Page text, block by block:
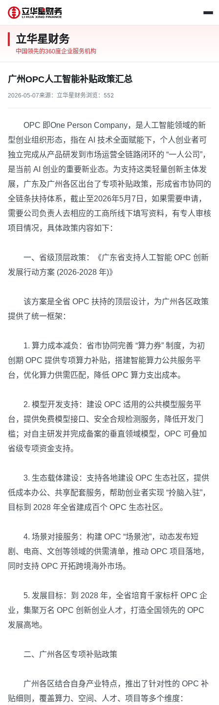
立华星财务
中国领先的360度企业服务机构
广州OPC人工智能补贴政策汇总
2026-05-07来源：立华星财务浏览： 552
OPC 即One Person Company，是人工智能领域的新
型创业组织形态，指在 AI 技术全面赋能下，个人创业者可
独立完成从产品研发到市场运营全链路闭环的 “一人公司”，
是当前 AI 创业的重要新业态。为支持这类轻量创新主体发
展，广东及广州各区出台了专项补贴政策，形成省市协同的
全链条扶持体系，截止至2026年5月7日，如果需要申请，
需要公司负责人去相应的工商所线下填写资料，有专人审核
项目情况，具体政策内容如下：
一、省级顶层政策：《广东省支持人工智能 OPC 创新
发展行动方案 (2026-2028 年)》
该方案是全省 OPC 扶持的顶层设计，为广州各区政策
提供了统一框架：
1. 算力成本减负：省市协同完善 “算力券” 制度，为初
创期 OPC 提供专项算力补贴，搭建智能算力公共服务平
台，优化算力供需匹配，降低 OPC 算力支出成本。
2. 模型开发支持：建设 OPC 适用的公共模型服务平
台，提供免费模型接口、安全合规检测服务，降低开发门
槛；对自主研发并完成备案的垂直领域模型，OPC 可叠加
省级专项资金支持。
3. 生态载体建设：支持各地建设 OPC 生态社区，提供
低成本办公、共享配套服务，帮助创业者实现 “拎脑入驻”，
目标到 2028 年全省建成百个 OPC 生态社区。
4. 场景对接服务：构建 OPC “场景池”，动态发布短
剧、电商、文创等领域的供需清单，推动 OPC 项目落地，
同时支持 OPC 开拓跨境海外市场。
5. 发展目标：到 2028 年，全省培育千家标杆 OPC 企
业，集聚万名 OPC 创新创业人才，打造全国领先的 OPC
发展高地。
二、广州各区专项补贴政策
广州各区结合自身产业特点，推出了针对性的 OPC 补
贴细则，覆盖算力、空间、人才、项目等多个维度：